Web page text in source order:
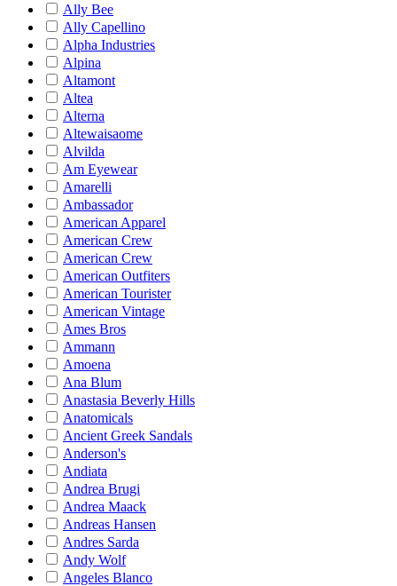
Ally Bee
Ally Capellino
Alpha Industries
Alpina
Altamont
Altea
Alterna
Altewaisaome
Alvilda
Am Eyewear
Amarelli
Ambassador
American Apparel
American Crew
American Crew
American Outfiters
American Tourister
American Vintage
Ames Bros
Ammann
Amoena
Ana Blum
Anastasia Beverly Hills
Anatomicals
Ancient Greek Sandals
Anderson's
Andiata
Andrea Brugi
Andrea Maack
Andreas Hansen
Andres Sarda
Andy Wolf
Angeles Blanco